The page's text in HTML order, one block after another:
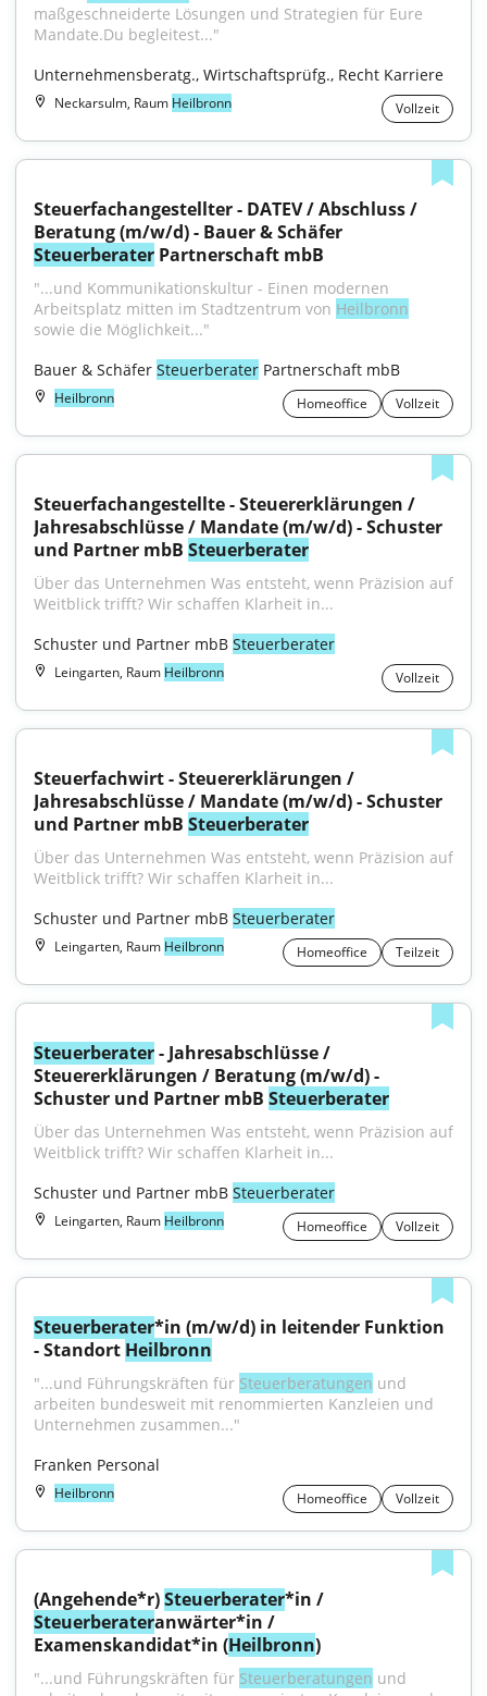
maßgeschneiderte Lösungen und Strategien für Eure
Mandate.Du begleitest..."
Unternehmensberatg., Wirtschaftsprüfg., Recht Karriere
Neckarsulm, Raum Heilbronn Vollzeit
Steuerfachangestellter - DATEV / Abschluss /
Steuerberater Partnerschaft mbB
"...und Kommunikationskultur - Einen modernen
Arbeitsplatz mitten im Stadtzentrum von Heilbronn
sowie die Möglichkeit..."
Bauer & Schäfer Steuerberater Partnerschaft mbB
Heilbronn Homeoffice Vollzeit
Steuerfachangestellte - Steuererklärungen /
Jahresabschlüsse / Mandate (m/w/d) - Schuster
und Partner mbB Steuerberater
Über das Unternehmen Was entsteht, wenn Präzision auf
Weitblick trifft? Wir schaffen Klarheit in...
Schuster und Partner mbB Steuerberater
Leingarten, Raum Heilbronn Vollzeit
Steuerfachwirt - Steuererklärungen /
Jahresabschlüsse / Mandate (m/w/d) - Schuster
und Partner mbB Steuerberater
Über das Unternehmen Was entsteht, wenn Präzision auf
Weitblick trifft? Wir schaffen Klarheit in...
Schuster und Partner mbB Steuerberater
Leingarten, Raum Heilbronn Homeoffice Teilzeit
Steuerberater - Jahresabschlüsse /
Steuererklärungen / Beratung (m/w/d) -
Schuster und Partner mbB Steuerberater
Über das Unternehmen Was entsteht, wenn Präzision auf
Weitblick trifft? Wir schaffen Klarheit in...
Schuster und Partner mbB Steuerberater
Leingarten, Raum Heilbronn Homeoffice Vollzeit
Steuerberater*in (m/w/d) in leitender Funktion
- Standort Heilbronn
"...und Führungskräften für Steuerberatungen und
arbeiten bundesweit mit renommierten Kanzleien und
Unternehmen zusammen..."
Franken Personal
Heilbronn Homeoffice Vollzeit
(Angehende*r) Steuerberater
Steuerberateranwärter*in /
Examenskandidat*in (Heilbronn)
"...und Führungskräften für Steuerberatungen und